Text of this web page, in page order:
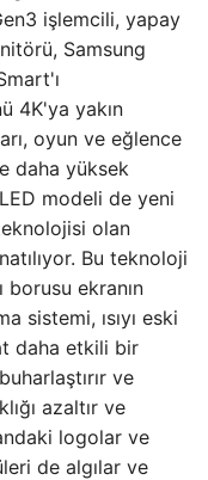
işlemcili, yapay
Samsung
4K'ya yakın
oyun ve eğlence
daha yüksek
modeli de yeni
olan
Bu teknoloji
ekranın
sistemi, ısıyı eski
daha etkili bir
ve
azaltır ve
logolar ve
de algılar ve